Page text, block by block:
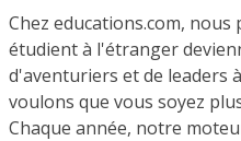
Chez educations.com,
étudient à l'étranger
d'aventuriers et de leaders
voulons que vous soyez
Chaque année, notre